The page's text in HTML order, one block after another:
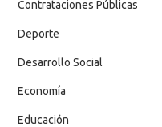
Contrataciones Públicas
Deporte
Desarrollo Social
Economía
Educación